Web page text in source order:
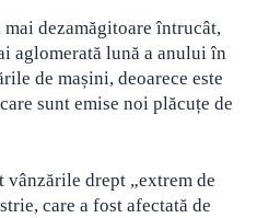
dezamăgitoare întrucât,
aglomerată lună a anului în
de mașini, deoarece este
sunt emise noi plăcuțe de
drept „extrem de
care a fost afectată de